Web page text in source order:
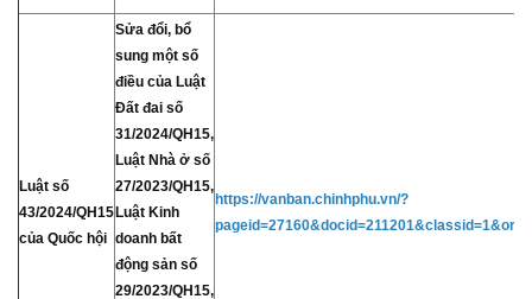
Luật số
43/2024/QH15
của Quốc hội
Sửa đổi, bổ
sung một số
điều của Luật
Đất đai số
31/2024/QH15,
Luật Nhà ở số
27/2023/QH15,
Luật Kinh
doanh bất
động sản số
29/2023/QH15,
https://vanban.chinhphu.vn/?